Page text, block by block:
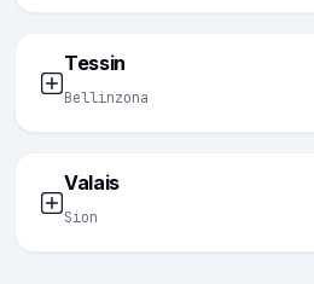
Tessin
Bellinzona
Valais
Sion